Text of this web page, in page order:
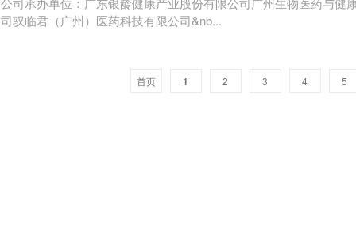
司驭临君（广州）医药科技有限公司&nb...
首页 1 2 3 4 5